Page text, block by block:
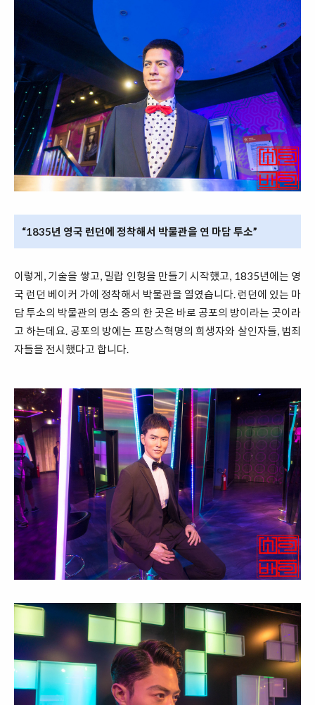
“1835년 영국 런던에 정착해서 박물관을 연 마담 투소”
이렇게, 기술을 쌓고, 밀랍 인형을 만들기 시작했고, 1835년에는 영
국 런던 베이커 가에 정착해서 박물관을 열였습니다. 런던에 있는 마
담 투소의 박물관의 명소 중의 한 곳은 바로 공포의 방이라는 곳이라
고 하는데요. 공포의 방에는 프랑스혁명의 희생자와 살인자들, 범죄
자들을 전시했다고 합니다.